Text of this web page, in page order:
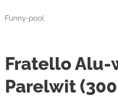
Funny-pool
Fratello Alu-
Parelwit